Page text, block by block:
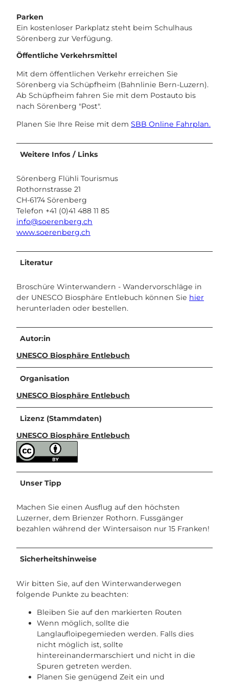
Parken
Ein kostenloser Parkplatz steht beim Schulhaus
Sörenberg zur Verfügung.
Öffentliche Verkehrsmittel
Mit dem öffentlichen Verkehr erreichen Sie
Sörenberg via Schüpfheim (Bahnlinie Bern-Luzern).
Ab Schüpfheim fahren Sie mit dem Postauto bis
nach Sörenberg "Post".
Planen Sie Ihre Reise mit dem SBB Online Fahrplan.
Weitere Infos / Links
Sörenberg Flühli Tourismus
Rothornstrasse 21
CH-6174 Sörenberg
Telefon +41 (0)41 488 11 85
info@soerenberg.ch
www.soerenberg.ch
Literatur
Broschüre Winterwandern - Wandervorschläge in
der UNESCO Biosphäre Entlebuch können Sie hier
herunterladen oder bestellen.
Autor:in
UNESCO Biosphäre Entlebuch
Organisation
UNESCO Biosphäre Entlebuch
Lizenz (Stammdaten)
UNESCO Biosphäre Entlebuch
Unser Tipp
Machen Sie einen Ausflug auf den höchsten
Luzerner, dem Brienzer Rothorn. Fussgänger
bezahlen während der Wintersaison nur 15 Franken!
Sicherheitshinweise
Wir bitten Sie, auf den Winterwanderwegen
folgende Punkte zu beachten:
Bleiben Sie auf den markierten Routen
Wenn möglich, sollte die
Langlaufloipegemieden werden. Falls dies
nicht möglich ist, sollte
hintereinandermarschiert und nicht in die
Spuren getreten werden.
Planen Sie genügend Zeit ein und